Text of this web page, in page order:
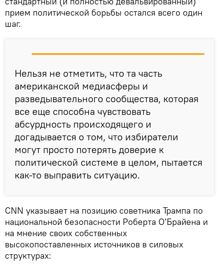
прием политической борьбы остался всего один
шаг.
Нельзя не отметить, что та часть
американской медиасферы и
разведывательного сообщества, которая
все еще способна чувствовать
абсурдность происходящего и
догадывается о том, что избиратели
могут просто потерять доверие к
политической системе в целом, пытается
как-то выправить ситуацию.
CNN указывает на позицию советника Трампа по
национальной безопасности Роберта О'Брайена и
на мнение своих собственных
высокопоставленных источников в силовых
структурах: